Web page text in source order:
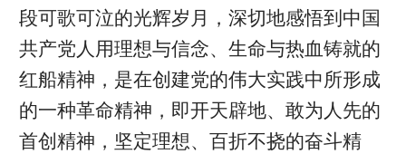
段可歌可泣的光辉岁月，深切地感悟到中国
共产党人用理想与信念、生命与热血铸就的
红船精神，是在创建党的伟大实践中所形成
的一种革命精神，即开天辟地、敢为人先的
首创精神，坚定理想、百折不挠的奋斗精